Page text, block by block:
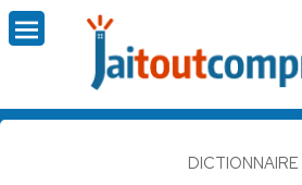
DICTIONNAIRE